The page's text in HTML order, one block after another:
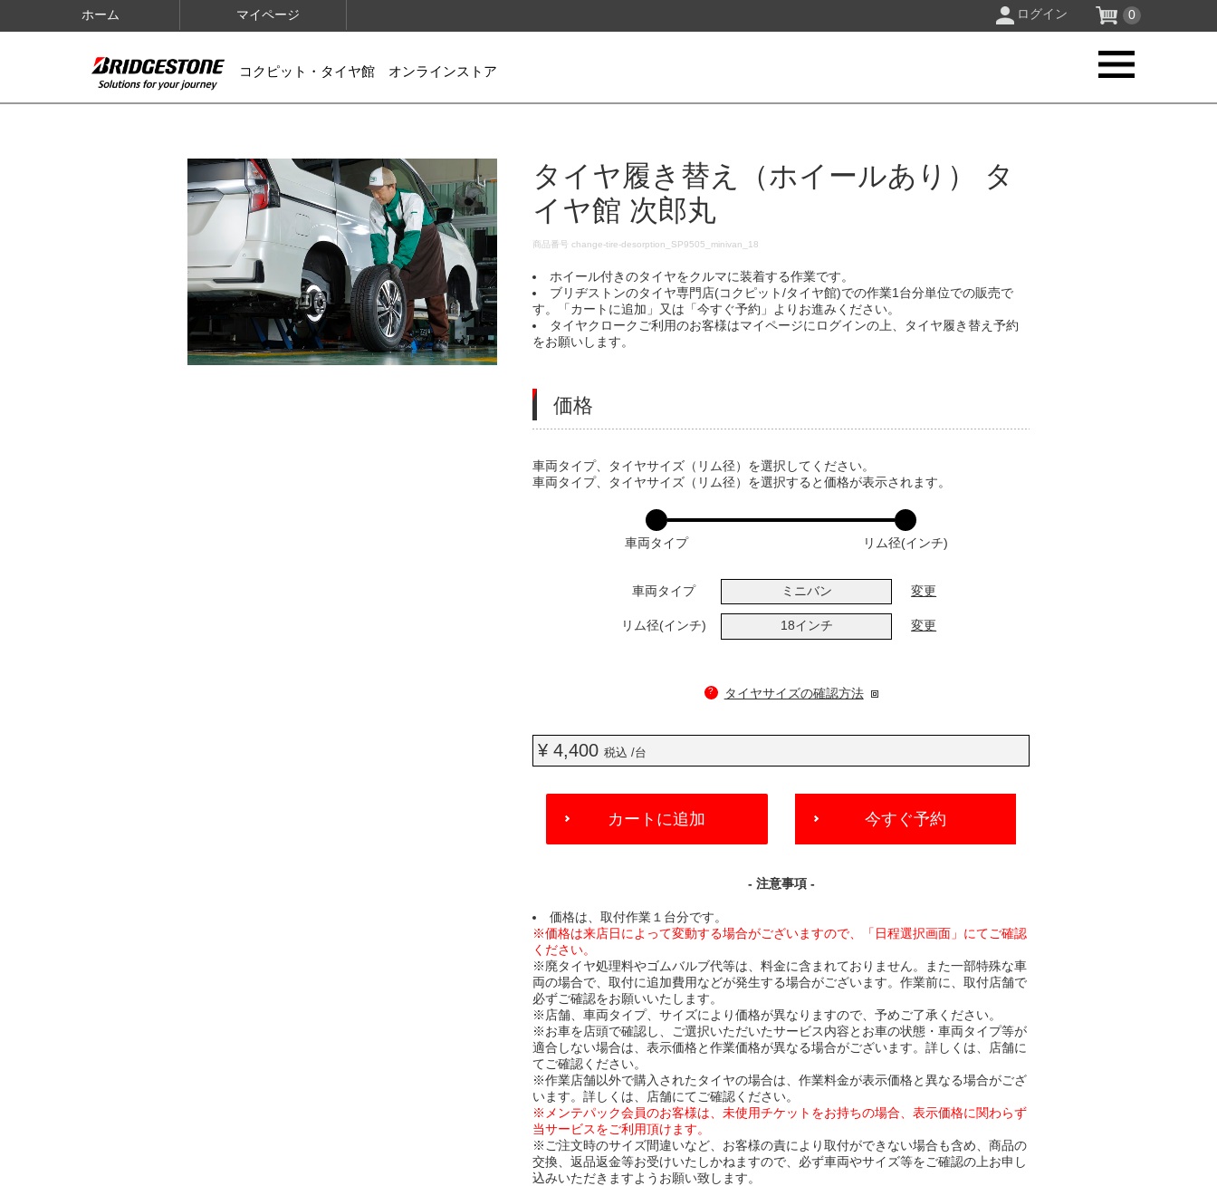
ホーム マイページ ログイン 0
コクピット・タイヤ館 オンラインストア
IMAGES
タイヤ履き替え（ホイールあり） タ
イヤ館 次郎丸
DETAILS
商品番号change-tire-desorption_SP9505_minivan_18
ホイール付きのタイヤをクルマに装着する作業です。
ブリヂストンのタイヤ専門店(コクピット/タイヤ館)での作業1台分単位での販売で
す。「カートに追加」又は「今すぐ予約」よりお進みください。
タイヤクロークご利用のお客様はマイページにログインの上、タイヤ履き替え予約
をお願いします。
価格
VARIATIONS
車両タイプ、タイヤサイズ（リム径）を選択してください。
車両タイプ、タイヤサイズ（リム径）を選択すると価格が表示されます。
車両タイプ リム径(インチ)
車両タイプ ミニバン 変更
リム径(インチ) 18インチ 変更
? タイヤサイズの確認方法
¥ 4,400税込 /台
ADD
CART
カートに追加 今すぐ予約
- 注意事項 -
価格は、取付作業１台分です。
※価格は来店日によって変動する場合がございますので、「日程選択画面」にてご確認
ください。
※廃タイヤ処理料やゴムバルブ代等は、料金に含まれておりません。また一部特殊な車
両の場合で、取付に追加費用などが発生する場合がございます。作業前に、取付店舗で
必ずご確認をお願いいたします。
※店舗、車両タイプ、サイズにより価格が異なりますので、予めご了承ください。
※お車を店頭で確認し、ご選択いただいたサービス内容とお車の状態・車両タイプ等が
適合しない場合は、表示価格と作業価格が異なる場合がございます。詳しくは、店舗に
てご確認ください。
※作業店舗以外で購入されたタイヤの場合は、作業料金が表示価格と異なる場合がござ
います。詳しくは、店舗にてご確認ください。
※メンテパック会員のお客様は、未使用チケットをお持ちの場合、表示価格に関わらず
当サービスをご利用頂けます。
※ご注文時のサイズ間違いなど、お客様の責により取付ができない場合も含め、商品の
交換、返品返金等お受けいたしかねますので、必ず車両やサイズ等をご確認の上お申し
込みいただきますようお願い致します。